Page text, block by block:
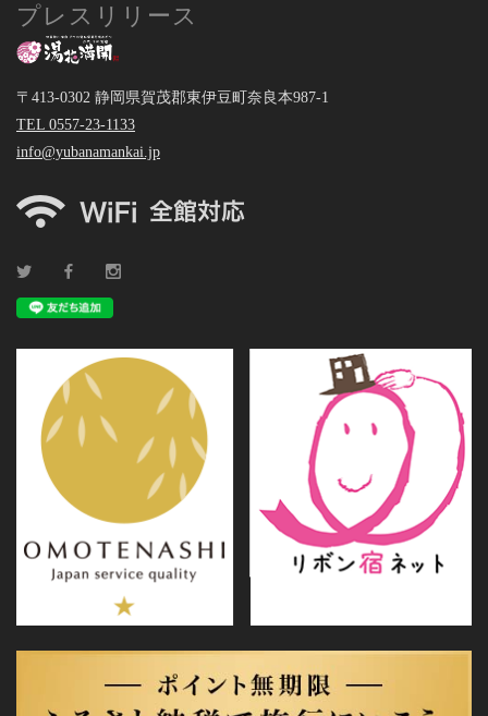
プレスリリース
〒413-0302 静岡県賀茂郡東伊豆町奈良本987-1
TEL 0557-23-1133
info@yubanamankai.jp